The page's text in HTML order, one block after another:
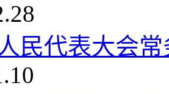
民代表大会